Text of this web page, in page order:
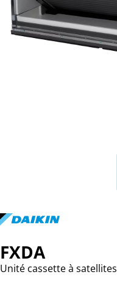
FXDA
Unité cassette à satellites